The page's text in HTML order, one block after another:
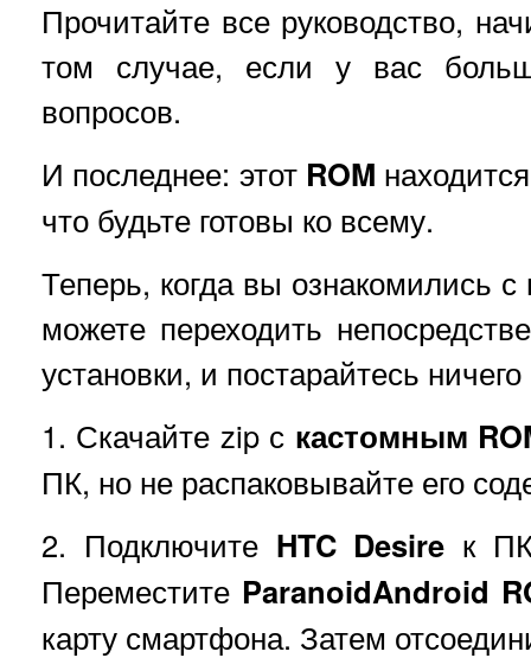
Прочитайте все руководство,
том случае, если у вас
вопросов.
И последнее: этот ROM
что будьте готовы ко всему.
Теперь, когда вы ознакомились
можете переходить
установки, и постарайтесь
1. Скачайте zip с кастомным
ПК, но не распаковывайте его
2. Подключите HTC Desire к
Переместите ParanoidAndroid
карту смартфона. Затем